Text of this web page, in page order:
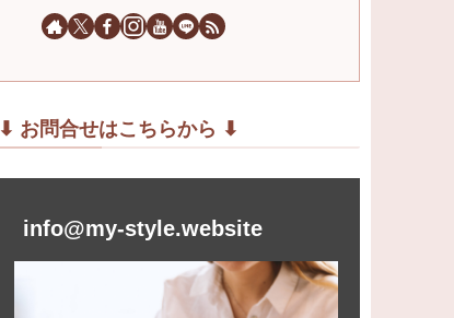
⬇︎ お問合せはこちらから ⬇︎
info@my-style.website